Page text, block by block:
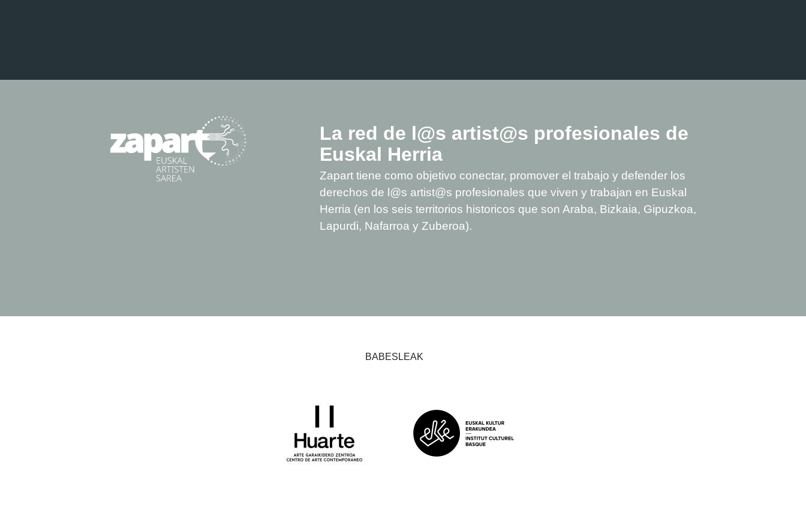
La red de l@s artist@s profesionales de
Euskal Herria
Zapart tiene como objetivo conectar, promover el trabajo y defender los
derechos de l@s artist@s profesionales que viven y trabajan en Euskal
Herria (en los seis territorios historicos que son Araba, Bizkaia, Gipuzkoa,
Lapurdi, Nafarroa y Zuberoa).
BABESLEAK